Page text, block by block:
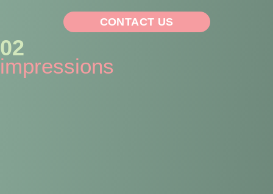
CONTACT US
02
impressions